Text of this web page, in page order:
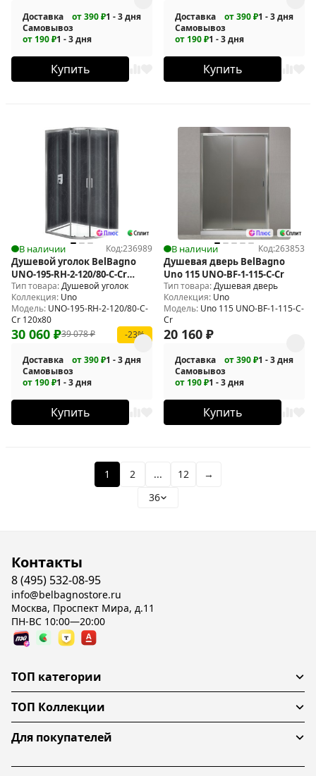
Доставка от 390 ₽1 - 3 дня
Самовывоз
от 190 ₽1 - 3 дня
Купить
Доставка от 390 ₽1 - 3 дня
Самовывоз
от 190 ₽1 - 3 дня
Купить
В наличии Код:236989
Душевой уголок BelBagno
UNO-195-RH-2-120/80-C-Cr
120х80
Тип товара:Душевой уголок
Коллекция: Uno
Модель: UNO-195-RH-2-120/80-C-
Cr 120х80
39 078₽
30 060 ₽ -23%
Доставка от 390 ₽1 - 3 дня
Самовывоз
от 190 ₽1 - 3 дня
Купить
В наличии Код:263853
Душевая дверь BelBagno
Uno 115 UNO-BF-1-115-C-Cr
Тип товара:Душевая дверь
Коллекция: Uno
Модель: Uno 115 UNO-BF-1-115-C-
Cr
20 160 ₽
Доставка от 390 ₽1 - 3 дня
Самовывоз
от 190 ₽1 - 3 дня
Купить
1 2 ... 12
→
36
Контакты
8 (495) 532-08-95
info@belbagnostore.ru
Москва, Проспект Мира, д.11
ПН-ВС 10:00—20:00
ТОП категории
ТОП Коллекции
Для покупателей